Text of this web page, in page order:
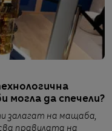
могла да спечели?
залагат на мащаба,
правилата на